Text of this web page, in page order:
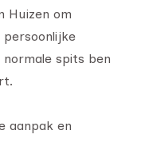
Huizen om
spits ben
aanpak en